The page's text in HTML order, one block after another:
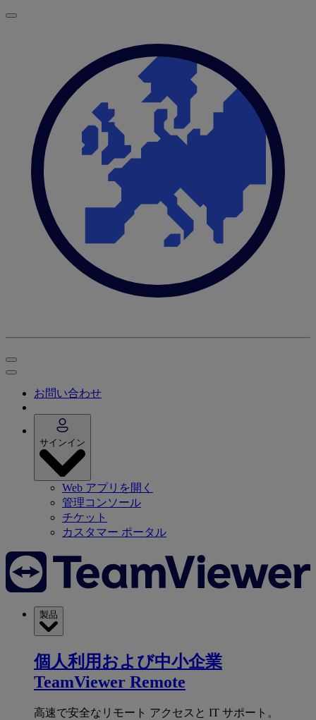
お問い合わせ
サインイン
Web アプリを開く
管理コンソール
チケット
カスタマー ポータル
製品
個人利用および中小企業
TeamViewer Remote
高速で安全なリモート アクセスと IT サポート。